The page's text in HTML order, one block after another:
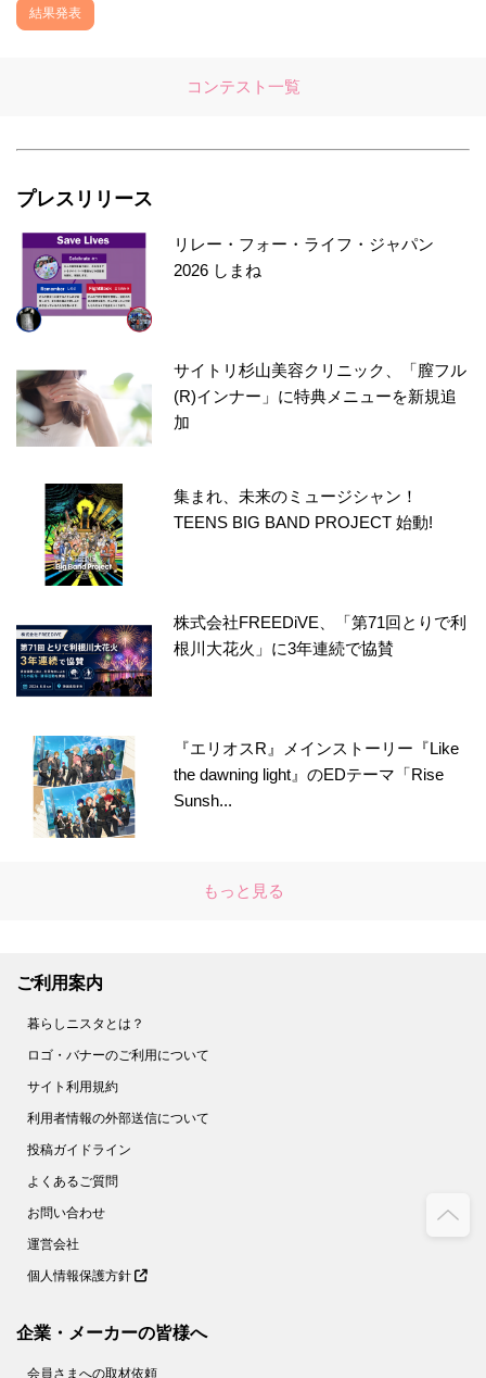
結果発表
コンテスト一覧
プレスリリース
リレー・フォー・ライフ・ジャパン
2026 しまね
サイトリ杉山美容クリニック、「膣フル
(R)インナー」に特典メニューを新規追
加
集まれ、未来のミュージシャン！
TEENS BIG BAND PROJECT 始動!
株式会社FREEDiVE、「第71回とりで利
根川大花火」に3年連続で協賛
『エリオスR』メインストーリー『Like
the dawning light』のEDテーマ「Rise
Sunsh...
もっと見る
ご利用案内
暮らしニスタとは？
ロゴ・バナーのご利用について
サイト利用規約
利用者情報の外部送信について
投稿ガイドライン
よくあるご質問
お問い合わせ
運営会社
個人情報保護方針
企業・メーカーの皆様へ
会員さまへの取材依頼